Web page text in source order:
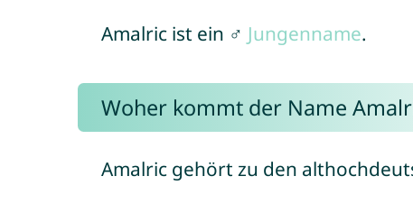
Amalric ist ein ♂ Jungenname.
Woher kommt der Name
Amalric gehört zu den